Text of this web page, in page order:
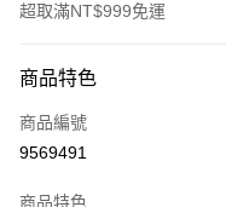
超取滿NT$999免運
信用卡一次付款
信用卡分期付款
商品特色
商品編號
9569491
商品特色